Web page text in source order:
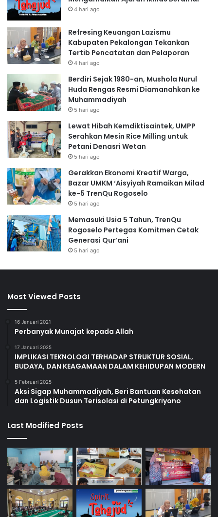
4 hari ago
Refresing Keuangan Lazismu
Kabupaten Pekalongan Tekankan
Tertib Pencatatan dan Pelaporan
4 hari ago
Berdiri Sejak 1980-an, Mushola Nurul
Huda Rengas Resmi Diamanahkan ke
Muhammadiyah
5 hari ago
Lewat Hibah Kemdiktisaintek, UMPP
Serahkan Mesin Rice Milling untuk
Petani Denasri Wetan
5 hari ago
Gerakkan Ekonomi Kreatif Warga,
Bazar UMKM ‘Aisyiyah Ramaikan Milad
ke-5 TrenQu Rogoselo
5 hari ago
Memasuki Usia 5 Tahun, TrenQu
Rogoselo Pertegas Komitmen Cetak
Generasi Qur’ani
5 hari ago
Most Viewed Posts
16 Januari 2021
Perbanyak Munajat kepada Allah
17 Januari 2025
IMPLIKASI TEKNOLOGI TERHADAP STRUKTUR SOSIAL,
BUDAYA, DAN KEAGAMAAN DALAM KEHIDUPAN MODERN
5 Februari 2025
Aksi Sigap Muhammadiyah, Beri Bantuan Kesehatan
dan Logistik Dusun Terisolasi di Petungkriyono
Last Modified Posts